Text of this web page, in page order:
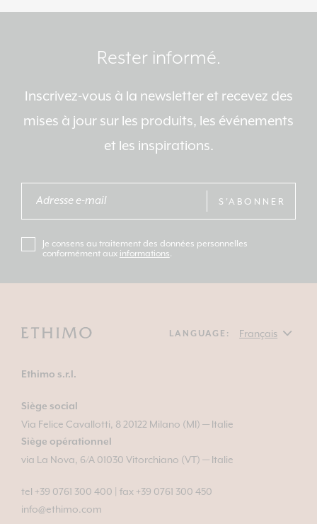
Rester informé.
Inscrivez-vous à la newsletter et recevez des
mises à jour sur les produits, les événements
et les inspirations.
S'ABONNER
Je consens au traitement des données personnelles
conformément aux informations.
LANGUAGE:
Ethimo s.r.l.
Siège social
Via Felice Cavallotti, 8 20122 Milano (MI) — Italie
Siège opérationnel
via La Nova, 6/A 01030 Vitorchiano (VT) — Italie
tel +39 0761 300 400
fax +39 0761 300 450
info@ethimo.com